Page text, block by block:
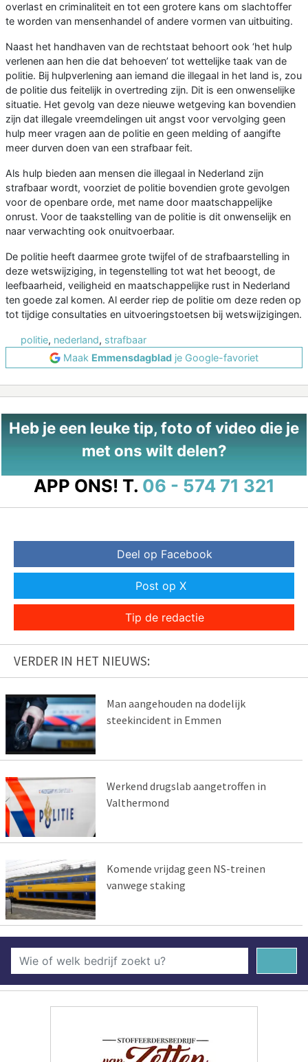
overlast en criminaliteit en tot een grotere kans om slachtoffer
te worden van mensenhandel of andere vormen van uitbuiting.
Naast het handhaven van de rechtstaat behoort ook ‘het hulp
verlenen aan hen die dat behoeven’ tot wettelijke taak van de
politie. Bij hulpverlening aan iemand die illegaal in het land is, zou
de politie dus feitelijk in overtreding zijn. Dit is een onwenselijke
situatie. Het gevolg van deze nieuwe wetgeving kan bovendien
zijn dat illegale vreemdelingen uit angst voor vervolging geen
hulp meer vragen aan de politie en geen melding of aangifte
meer durven doen van een strafbaar feit.
Als hulp bieden aan mensen die illegaal in Nederland zijn
strafbaar wordt, voorziet de politie bovendien grote gevolgen
voor de openbare orde, met name door maatschappelijke
onrust. Voor de taakstelling van de politie is dit onwenselijk en
naar verwachting ook onuitvoerbaar.
De politie heeft daarmee grote twijfel of de strafbaarstelling in
deze wetswijziging, in tegenstelling tot wat het beoogt, de
leefbaarheid, veiligheid en maatschappelijke rust in Nederland
ten goede zal komen. Al eerder riep de politie om deze reden op
tot tijdige consultaties en uitvoeringstoetsen bij wetswijzigingen.
politie, nederland, strafbaar
Maak Emmensdagblad je Google-favoriet
Heb je een leuke tip, foto of video die je
met ons wilt delen?
APP ONS! T. 06 - 574 71 321
Deel op Facebook
Post op X
Tip de redactie
VERDER IN HET NIEUWS:
Man aangehouden na dodelijk
steekincident in Emmen
Werkend drugslab aangetroffen in
Valthermond
Komende vrijdag geen NS-treinen
vanwege staking